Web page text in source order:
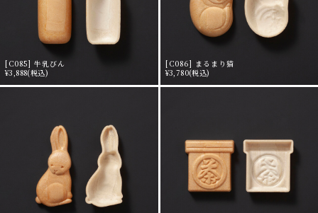
[C085] 牛乳びん
¥3,888(税込)
[C086] まるまり猫
¥3,780(税込)